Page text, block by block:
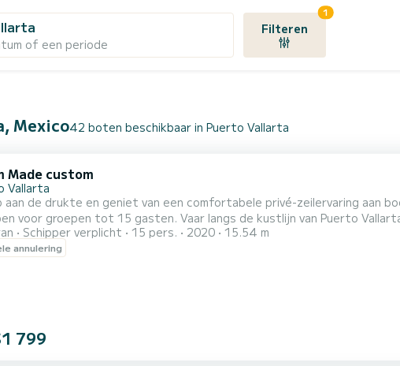
of een periode
Filteren
1
Mexico42 boten beschikbaar in Puerto Vallarta
Made custom
Vallarta
aan de drukte en geniet van een comfortabele privé-zeilervaring aan
15 gasten. Vaar langs de kustlijn van Puerto Vallarta met een professionele tweetalige kapitein en
Bezoek het Los Arcos Marine Park, snorkel rond het rif, zwem in
en zonnedek. Met twee badkamers, airconditioning, royale ruimte en brandstof inbegrepen,
Schipper verplicht 15 pers. 2020 15.54 m
annulering
799